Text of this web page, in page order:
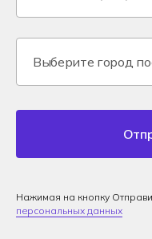
Нажимая на кнопку
персональных данных